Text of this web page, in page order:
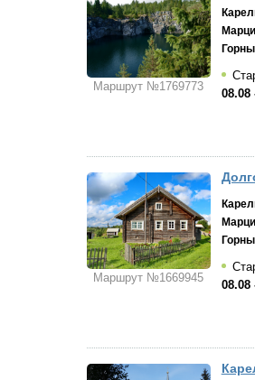
Маршрут №1769773
08.08
Маршрут №1669945
08.08